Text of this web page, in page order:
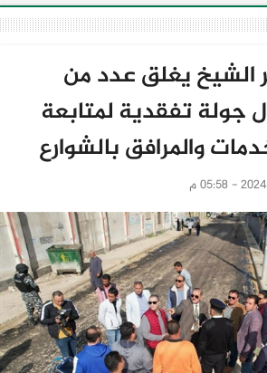
الشيخ يغلق عدد من
جولة تفقدية لمتابعة
والمرافق بالشوارع